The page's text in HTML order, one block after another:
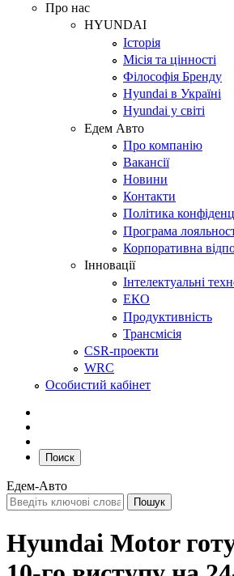
Про нас
HYUNDAI
Історія
Місія та цінності
Філософія Бренду
Hyundai в Україні
Hyundai у світі
Едем Авто
Про компанію
Вакансії
Новини
Контакти
Політика
Програма
Корпоративна
Інновації
Інтелектуальні
ЕКО
Продуктивність
Трансмісія
CSR-проекти
WRC
Особистий кабінет
Поиск
Едем-Авто
Hyundai Motor